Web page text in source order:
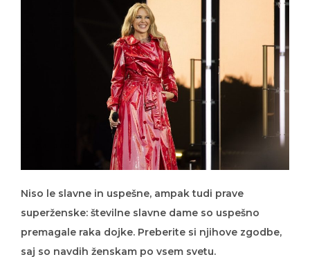
Niso le slavne in uspešne, ampak tudi prave
superženske: številne slavne dame so uspešno
premagale raka dojke. Preberite si njihove zgodbe,
saj so navdih ženskam po vsem svetu.